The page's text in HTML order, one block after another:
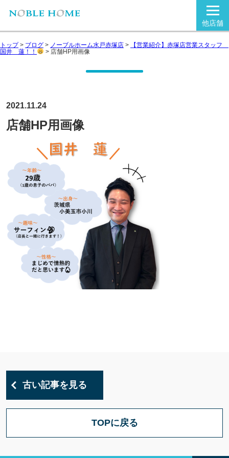
他店舗
トップ> ブログ > ノーブルホーム水戸赤塚店 >
【営業紹介】赤塚店営業スタッフ
国井 蓮！！
> 店舗HP用画像
2021.11.24
店舗HP用画像
古い記事を見る
TOPに戻る